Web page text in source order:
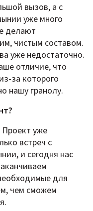
вызов, а с
уже много
делают
чистым составом.
уже недостаточно.
отличие, что
за которого
нашу гранолу.
уже
встреч с
и сегодня нас
для
чем сможем